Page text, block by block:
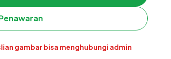
gambar bisa menghubungi admin